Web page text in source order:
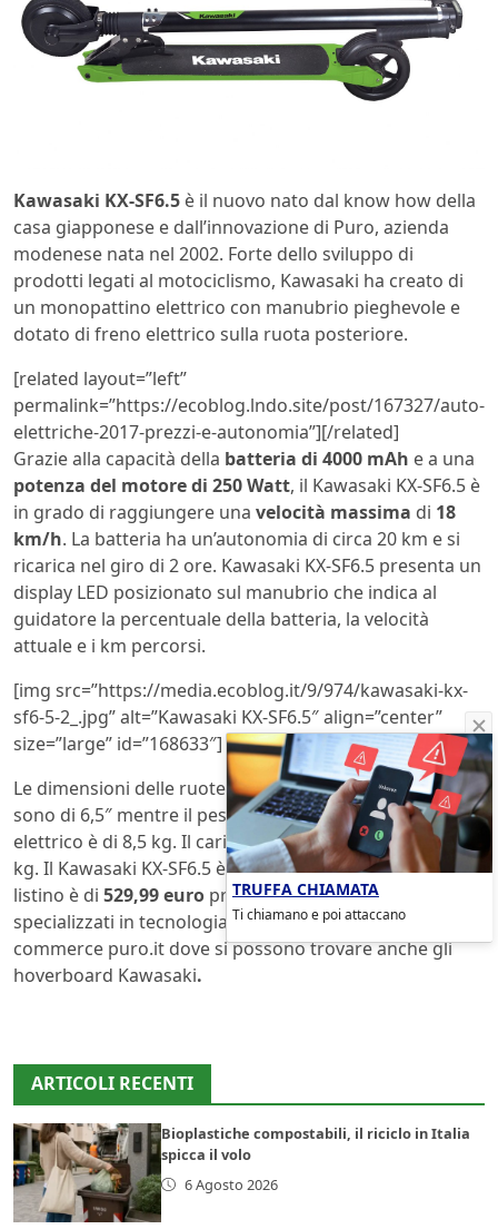
Kawasaki KX-SF6.5 è il nuovo nato dal know how della
casa giapponese e dall’innovazione di Puro, azienda
modenese nata nel 2002. Forte dello sviluppo di
prodotti legati al motociclismo, Kawasaki ha creato di
un monopattino elettrico con manubrio pieghevole e
dotato di freno elettrico sulla ruota posteriore.
[related layout=”left”
permalink=”https://ecoblog.lndo.site/post/167327/auto-
elettriche-2017-prezzi-e-autonomia”][/related]
Grazie alla capacità della batteria di 4000 mAh e a una
potenza del motore di 250 Watt, il Kawasaki KX-SF6.5 è
in grado di raggiungere una velocità massima di 18
km/h. La batteria ha un’autonomia di circa 20 km e si
ricarica nel giro di 2 ore. Kawasaki KX-SF6.5 presenta un
display LED posizionato sul manubrio che indica al
guidatore la percentuale della batteria, la velocità
attuale e i km percorsi.
[img src=”https://media.ecoblog.it/9/974/kawasaki-kx-
sf6-5-2_.jpg” alt=”Kawasaki KX-SF6.5″ align=”center”
size=”large” id=”168633″]
Le dimensioni delle ruote delmonopattino Kawasaki
sono di 6,5″ mentre il peso totale del monopattino
elettrico è di 8,5 kg. Il carico massimo ammesso è di 100
kg. Il Kawasaki KX-SF6.5 è in vendita a unprezzodi
listino è di 529,99 euro presso i principali rivenditori
specializzati in tecnologia, nei monomarca Puro e sull’e-
commerce puro.it dove si possono trovare anche gli
hoverboard Kawasaki.
ARTICOLI RECENTI
Bioplastiche compostabili, il riciclo in Italia
spicca il volo
6 Agosto 2026
TRUFFA CHIAMATA
Ti chiamano e poi attaccano